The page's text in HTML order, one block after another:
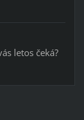
letos čeká?